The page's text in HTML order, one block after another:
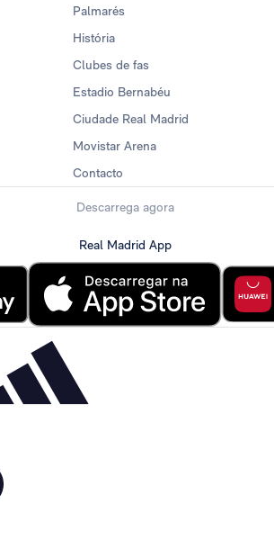
Palmarés
História
Clubes de fas
Estadio Bernabéu
Ciudade Real Madrid
Movistar Arena
Contacto
Descarrega agora
Real Madrid App